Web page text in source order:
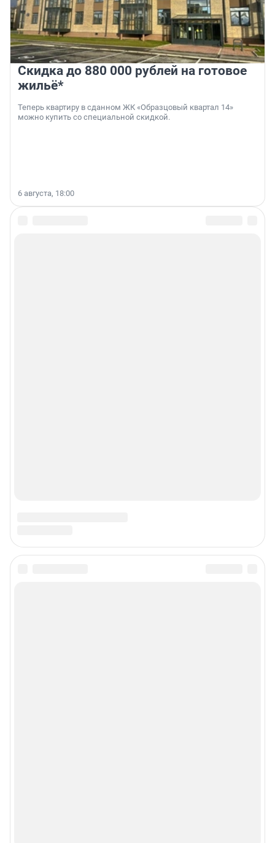
Скидка до 880 000 рублей на готовое
жильё*
Теперь квартиру в сданном ЖК «Образцовый квартал 14»
можно купить со специальной скидкой.
6 августа, 18:00